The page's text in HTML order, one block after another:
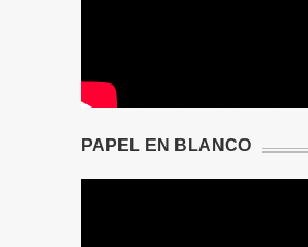
PAPEL EN BLANCO